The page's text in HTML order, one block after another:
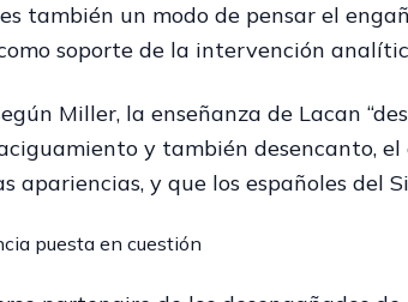
también un modo de pensar el
soporte de la intervención
Miller, la enseñanza de Lacan
y también desencanto,
apariencias, y que los españoles del
puesta en cuestión